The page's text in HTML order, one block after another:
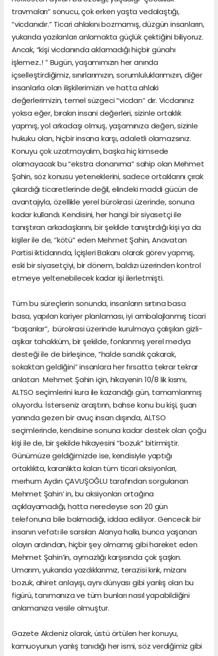
travmaları” sonucu, çok erken yaşta vedalaştığı,
“vicdanıdır.” Ticari ahlakını bozmamış, düzgün insanların,
yukarıda yazılanları anlamakta güçlük çektiğini biliyoruz.
Ancak, “kişi vicdanında aklamadığı hiçbir günahı
işlemez..! ” Bugün, yaşamımızın her anında
içselleştirdiğimiz, sınırlarımızın, sorumluluklarımızın, diğer
insanlarla olan ilişkilerimizin ve hatta ahlaki
değerlerimizin, temel süzgeci “vicdan” dır. Vicdanınız
yoksa eğer, bırakın insani değerleri, sizinle ortaklık
yapmış, yol arkadaşı olmuş, yaşamınıza değen, sizinle
hukuku olan, hiçbir insana karşı, adaletli olamazsınız.
Konuyu çok uzatmayalım, başka hiç kimsede
olamayacak bu “ekstra donanıma” sahip olan Mehmet
Şahin, söz konusu yeteneklerini, sadece ortaklarını çırak
çıkardığı ticaretlerinde değil, elindeki maddi gücün de
avantajıyla, özellikle yerel bürokrasi üzerinde, sonuna
kadar kullandı. Kendisini, her hangi bir siyasetçi ile
tanıştıran arkadaşlarını, bir şekilde tanıştırdığı kişi ya da
kişiler ile de, “kötü” eden Mehmet Şahin, Anavatan
Partisi iktidarında, İçişleri Bakanı olarak görev yapmış,
eski bir siyasetçiyi, bir dönem, baldızı üzerinden kontrol
etmeye yeltenebilecek kadar işi ilerletmişti.
Tüm bu süreçlerin sonunda, insanların sırtına basa
basa, yapılan kariyer planlaması, iyi ambalajlanmış ticari
“başarılar”, bürokrasi üzerinde kurulmaya çalışılan gizli-
aşikar tahakküm, bir şekilde, fonlanmış yerel medya
desteği ile de birleşince, “halde sandık çakarak,
sokaktan geldiğini” insanlara her fırsatta tekrar tekrar
anlatan Mehmet Şahin için, hikayenin 10/8 lik kısmı,
ALTSO seçimlerini kura ile kazandığı gün, tamamlanmış
oluyordu. İsterseniz araştırın, bahse konu bu kişi, şuan
yanında gezen bir avuç insan dışında, ALTSO
seçimlerinde, kendisine sonuna kadar destek olan çoğu
kişi ile de, bir şekilde hikayesini “bozuk” bitirmiştir.
Günümüze geldiğimizde ise, kendisiyle yaptığı
ortaklıkta, karanlıkta kalan tüm ticari aksiyonları,
merhum Aydın ÇAVUŞOĞLU tarafından sorgulanan
Mehmet Şahin’ in, bu aksiyonları ortağına
açıklayamadığı, hatta neredeyse son 20 gün
telefonuna bile bakmadığı, iddaa ediliyor. Gencecik bir
insanın vefatı ile sarsılan Alanya halkı, bunca yaşanan
olayın ardından, hiçbir şey olmamış gibi hareket eden
Mehmet Şahin’in, aymazlığı karşısında çok şaşkın.
Umarım, yukarıda yazdıklarımız, terazisi kırık, mizanı
bozuk, ahiret anlayışı, aynı dünyası gibi yanlış olan bu
figürü, tanımanıza ve tüm bunları nasıl yapabildiğini
anlamanıza vesile olmuştur.
Gazete Akdeniz olarak, üstü örtülen her konuyu,
kamuoyunun yanlış tanıdığı her ismi, söz verdiğimiz gibi